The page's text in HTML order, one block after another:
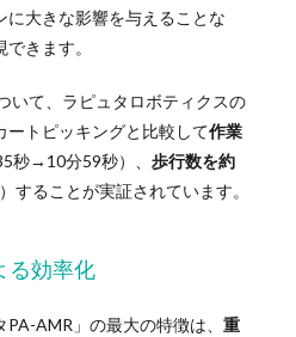
に大きな影響を与えることな
きます。
いて、ラピュタロボティクスの
トピッキングと比較して作業
秒→10分59秒）、 歩行数を約
ることが実証されています。
る効率化
AMR」の最大の特徴は、 重